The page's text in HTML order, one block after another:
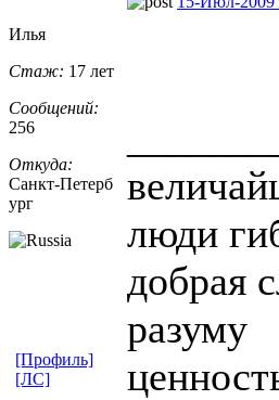
Илья
Стаж: 17 лет
Сообщений:
256
Откуда:
Санкт-Петерб
ург
люди
добрая
разуму
[Профиль]
[ЛС]